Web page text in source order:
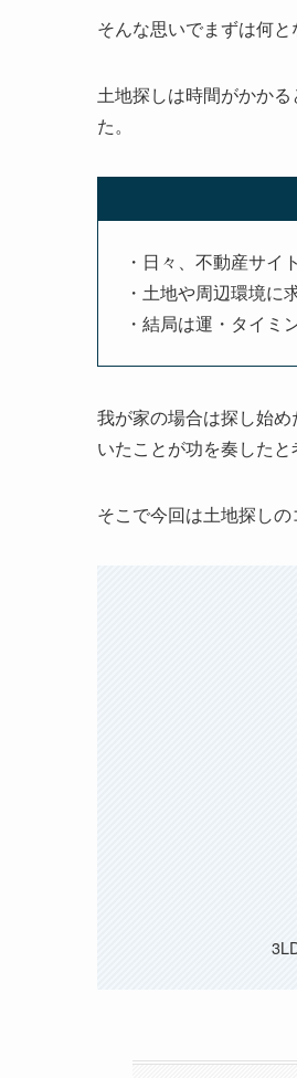
そんな思いでまずは何と
土地探しは時間がかか
た。
・日々、不動産サイ
・土地や周辺環境に
・結局は運・タイミ
我が家の場合は探し始
いたことが功を奏したと
そこで今回は土地探しの